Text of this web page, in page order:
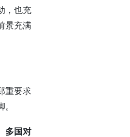
，也充
景充满
重要求
多国对